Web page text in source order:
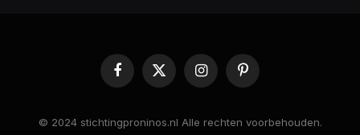
Facebook
X
(Twitter)
InstagramPinterest
© 2024 stichtingproninos.nl Alle rechten voorbehouden.